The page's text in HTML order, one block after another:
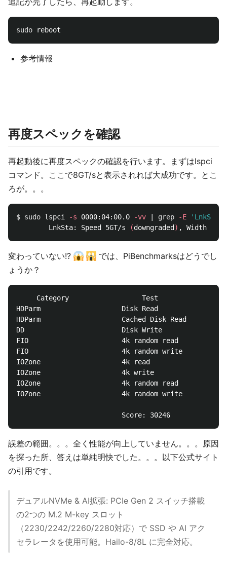
sudo
参考情報
再度スペックを確認
再起動後に再度スペックの確認を行います。まずはlspci
コマンド。ここで8GT/sと表示されれば大成功です。とこ
ろが。。。
$ sudo lspci -s 0000:04:00.0 -vv grep -E
'LnkSta:'
		LnkSta:	Speed 5GT/s
(downgraded ) , Width x1
変わっていない!?
では、PiBenchmarksはどうでし
ょうか？
Category                  Test
HDParm                    Disk Read
HDParm                    Cached Disk Read
DD                        Disk Write
FIO                       4k random read
FIO                       4k random write
IOZone                    4k read
IOZone                    4k write
IOZone                    4k random read
IOZone                    4k random write
誤差の範囲。。。全く性能が向上していません。。。原因
を探った所、答えは単純明快でした。。。以下公式サイト
の引用です。
デュアルNVMe & AI拡張: PCIe Gen 2 スイッチ搭載
の2つの M.2 M-key スロット
（2230/2242/2260/2280対応）で SSD や AI アク
セラレータを使用可能。Hailo-8/8L に完全対応。